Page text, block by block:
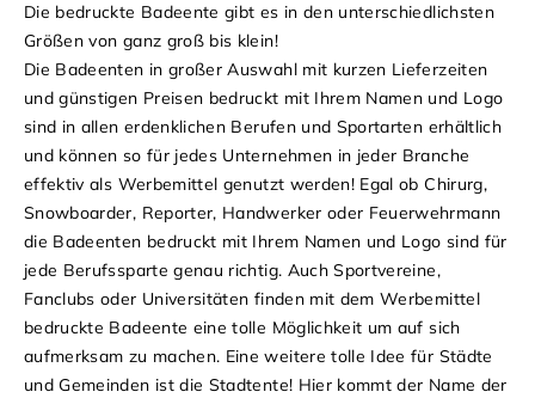
Die bedruckte Badeente gibt es in den unterschiedlichsten
Größen von ganz groß bis klein!
Die Badeenten in großer Auswahl mit kurzen Lieferzeiten
und günstigen Preisen bedruckt mit Ihrem Namen und Logo
sind in allen erdenklichen Berufen und Sportarten erhältlich
und können so für jedes Unternehmen in jeder Branche
effektiv als Werbemittel genutzt werden! Egal ob Chirurg,
Snowboarder, Reporter, Handwerker oder Feuerwehrmann
die Badeenten bedruckt mit Ihrem Namen und Logo sind für
jede Berufssparte genau richtig. Auch Sportvereine,
Fanclubs oder Universitäten finden mit dem Werbemittel
bedruckte Badeente eine tolle Möglichkeit um auf sich
aufmerksam zu machen. Eine weitere tolle Idee für Städte
und Gemeinden ist die Stadtente! Hier kommt der Name der